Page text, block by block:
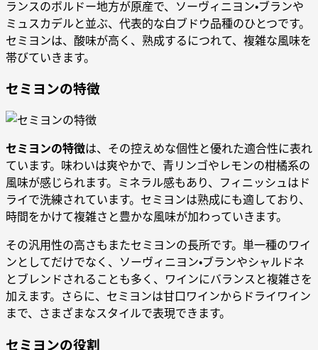
ランスのボルドー地方が原産で、ソーヴィニヨン・ブランや
ミュスカデルと並ぶ、代表的な白ブドウ品種のひとつです。
セミヨンは、酸味が高く、熟成するにつれて、複雑な風味を
帯びていきます。
セミヨンの特徴
セミヨンの特徴は、その控えめな個性と優れた適合性に表れ
ています。味わいは爽やかで、青リンゴやレモンの柑橘系の
風味が感じられます。ミネラル感もあり、フィニッシュはド
ライで洗練されています。セミヨンは熟成にも適しており、
時間をかけて複雑さと豊かな風味が加わっていきます。
その汎用性の高さもまたセミヨンの長所です。単一種のワイ
ンとしてだけでなく、ソーヴィニヨン・ブランやシャルドネ
とブレンドされることも多く、ワインにバランスと複雑さを
加えます。さらに、セミヨンは甘口ワインからドライワイン
まで、さまざまなスタイルで表現できます。
セミヨンの役割